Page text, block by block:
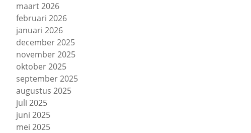
maart 2026
februari 2026
januari 2026
december 2025
november 2025
oktober 2025
september 2025
augustus 2025
juli 2025
juni 2025
mei 2025